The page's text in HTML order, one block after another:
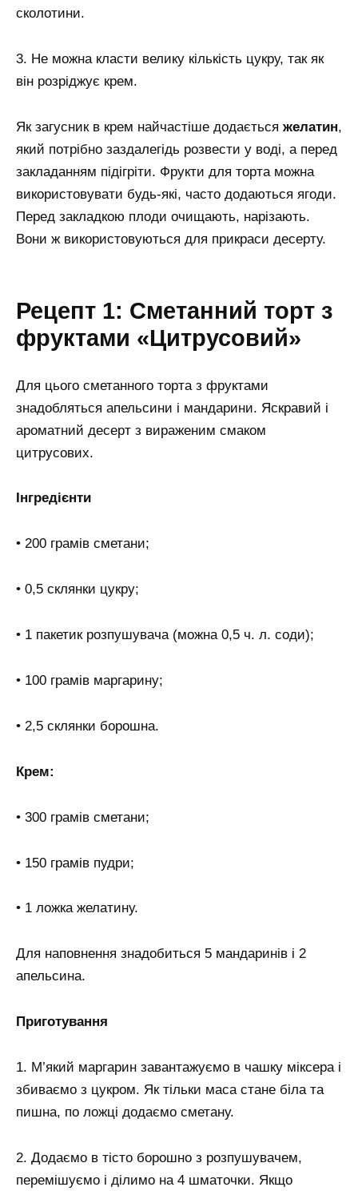
сколотини.
3. Не можна класти велику кількість цукру, так як
він розріджує крем.
Як загусник в крем найчастіше додається желатин,
який потрібно заздалегідь розвести у воді, а перед
закладанням підігріти. Фрукти для торта можна
використовувати будь-які, часто додаються ягоди.
Перед закладкою плоди очищають, нарізають.
Вони ж використовуються для прикраси десерту.
Рецепт 1: Сметанний торт з
фруктами «Цитрусовий»
Для цього сметанного торта з фруктами
знадобляться апельсини і мандарини. Яскравий і
ароматний десерт з вираженим смаком
цитрусових.
Інгредієнти
• 200 грамів сметани;
• 0,5 склянки цукру;
• 1 пакетик розпушувача (можна 0,5 ч. л. соди);
• 100 грамів маргарину;
• 2,5 склянки борошна.
Крем:
• 300 грамів сметани;
• 150 грамів пудри;
• 1 ложка желатину.
Для наповнення знадобиться 5 мандаринів і 2
апельсина.
Приготування
1. М’який маргарин завантажуємо в чашку міксера і
збиваємо з цукром. Як тільки маса стане біла та
пишна, по ложці додаємо сметану.
2. Додаємо в тісто борошно з розпушувачем,
перемішуємо і ділимо на 4 шматочки. Якщо